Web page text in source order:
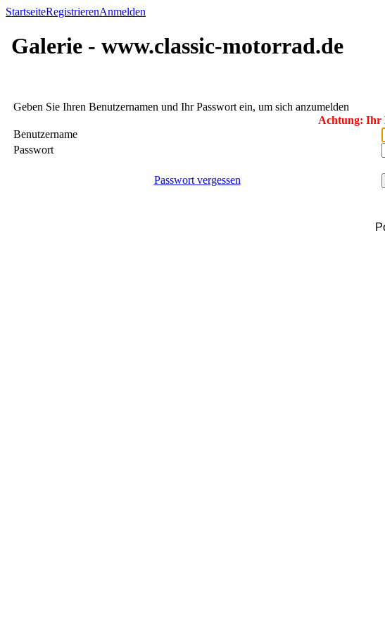
StartseiteRegistrierenAnmelden
Galerie - www.classic-motorrad.de
Geben Sie Ihren Benutzernamen und Ihr Passwort ein, um sich anzumelden
Achtung: Ihr
Benutzername
Passwort
Passwort vergessen